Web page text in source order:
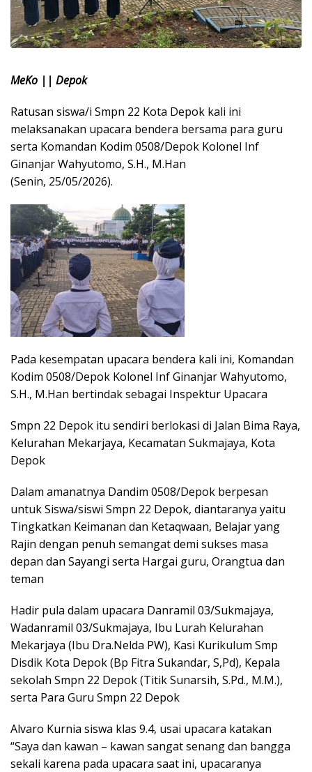
MeKo || Depok
Ratusan siswa/i Smpn 22 Kota Depok kali ini
melaksanakan upacara bendera bersama para guru
serta Komandan Kodim 0508/Depok Kolonel Inf
Ginanjar Wahyutomo, S.H., M.Han
(Senin, 25/05/2026).
Pada kesempatan upacara bendera kali ini, Komandan
Kodim 0508/Depok Kolonel Inf Ginanjar Wahyutomo,
S.H., M.Han bertindak sebagai Inspektur Upacara
Smpn 22 Depok itu sendiri berlokasi di Jalan Bima Raya,
Kelurahan Mekarjaya, Kecamatan Sukmajaya, Kota
Depok
Dalam amanatnya Dandim 0508/Depok berpesan
untuk Siswa/siswi Smpn 22 Depok, diantaranya yaitu
Tingkatkan Keimanan dan Ketaqwaan, Belajar yang
Rajin dengan penuh semangat demi sukses masa
depan dan Sayangi serta Hargai guru, Orangtua dan
teman
Hadir pula dalam upacara Danramil 03/Sukmajaya,
Wadanramil 03/Sukmajaya, Ibu Lurah Kelurahan
Mekarjaya (Ibu Dra.Nelda PW), Kasi Kurikulum Smp
Disdik Kota Depok (Bp Fitra Sukandar, S,Pd), Kepala
sekolah Smpn 22 Depok (Titik Sunarsih, S.Pd., M.M.),
serta Para Guru Smpn 22 Depok
Alvaro Kurnia siswa klas 9.4, usai upacara katakan
“Saya dan kawan – kawan sangat senang dan bangga
sekali karena pada upacara saat ini, upacaranya